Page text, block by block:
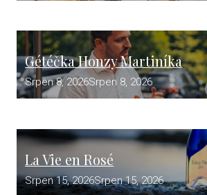
Gétéčka Honzy Martiníka
Srpen 8, 2026Srpen 8, 2026
La Vie en Rosé
Srpen 15, 2026Srpen 15, 2026